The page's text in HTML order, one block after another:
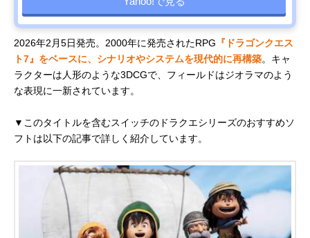
2026年2月5日発売。2000年に発売されたRPG 『ドラゴンクエス
ト7』をベースに、シナリオやシステムを現代的に再構築。キャ
ラクターは人形のような3DCGで、フィールドはジオラマのよう
な表現に一新されています。
▼このタイトルを含むスイッチのドラクエシリーズのおすすめソ
フトは以下の記事で詳しく紹介しています。